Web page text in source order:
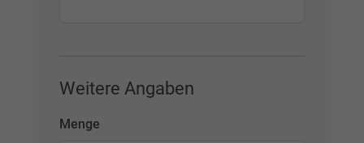
Weitere Angaben
Menge